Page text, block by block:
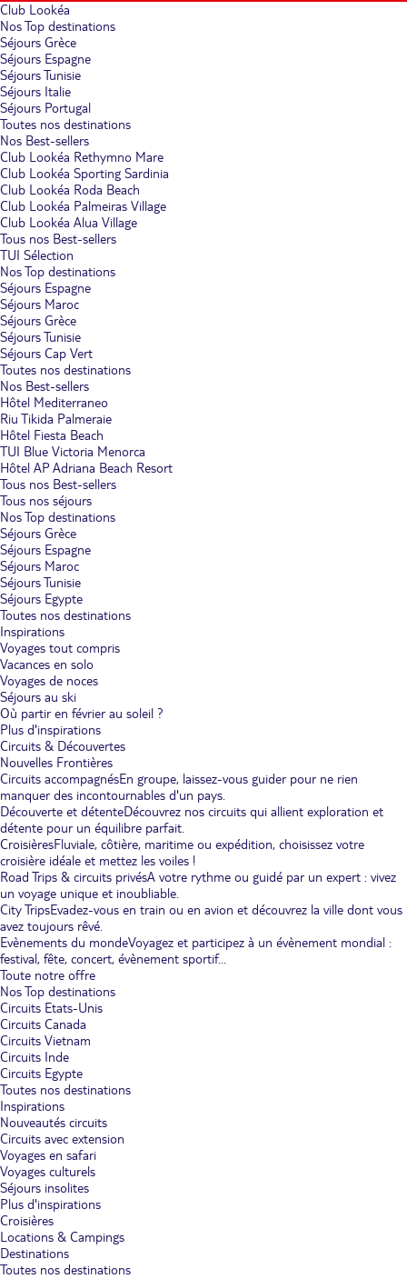
Club Lookéa
Nos Top destinations
Séjours Grèce
Séjours Espagne
Séjours Tunisie
Séjours Italie
Séjours Portugal
Toutes nos destinations
Nos Best-sellers
Club Lookéa Rethymno Mare
Club Lookéa Sporting Sardinia
Club Lookéa Roda Beach
Club Lookéa Palmeiras Village
Club Lookéa Alua Village
Tous nos Best-sellers
TUI Sélection
Nos Top destinations
Séjours Espagne
Séjours Maroc
Séjours Grèce
Séjours Tunisie
Séjours Cap Vert
Toutes nos destinations
Nos Best-sellers
Hôtel Mediterraneo
Riu Tikida Palmeraie
Hôtel Fiesta Beach
TUI Blue Victoria Menorca
Hôtel AP Adriana Beach Resort
Tous nos Best-sellers
Tous nos séjours
Nos Top destinations
Séjours Grèce
Séjours Espagne
Séjours Maroc
Séjours Tunisie
Séjours Egypte
Toutes nos destinations
Inspirations
Voyages tout compris
Vacances en solo
Voyages de noces
Séjours au ski
Où partir en février au soleil ?
Plus d'inspirations
Circuits & Découvertes
Nouvelles Frontières
Circuits accompagnésEn groupe, laissez-vous guider pour ne rien
manquer des incontournables d'un pays.
Découverte et détenteDécouvrez nos circuits qui allient exploration et
détente pour un équilibre parfait.
CroisièresFluviale, côtière, maritime ou expédition, choisissez votre
croisière idéale et mettez les voiles !
Road Trips & circuits privésA votre rythme ou guidé par un expert : vivez
un voyage unique et inoubliable.
City TripsEvadez-vous en train ou en avion et découvrez la ville dont vous
avez toujours rêvé.
Evènements du mondeVoyagez et participez à un évènement mondial :
festival, fête, concert, évènement sportif...
Toute notre offre
Nos Top destinations
Circuits Etats-Unis
Circuits Canada
Circuits Vietnam
Circuits Inde
Circuits Egypte
Toutes nos destinations
Inspirations
Nouveautés circuits
Circuits avec extension
Voyages en safari
Voyages culturels
Séjours insolites
Plus d'inspirations
Croisières
Locations & Campings
Destinations
Toutes nos destinations